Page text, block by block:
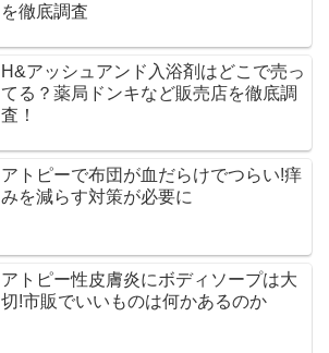
を徹底調査
H&アッシュアンド入浴剤はどこで売っ
てる？薬局ドンキなど販売店を徹底調
査！
アトピーで布団が血だらけでつらい!痒
みを減らす対策が必要に
アトピー性皮膚炎にボディソープは大
切!市販でいいものは何かあるのか